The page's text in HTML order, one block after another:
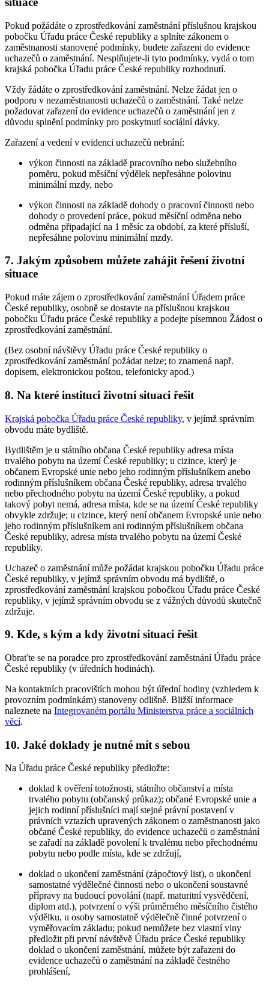
Pokud požádáte o zprostředkování zaměstnání příslušnou krajskou
pobočku Úřadu práce České republiky a splníte zákonem o
zaměstnanosti stanovené podmínky, budete zařazeni do evidence
uchazečů o zaměstnání. Nesplňujete-li tyto podmínky, vydá o tom
krajská pobočka Úřadu práce České republiky rozhodnutí.
Vždy žádáte o zprostředkování zaměstnání. Nelze žádat jen o
podporu v nezaměstnanosti uchazečů o zaměstnání. Také nelze
požadovat zařazení do evidence uchazečů o zaměstnání jen z
důvodu splnění podmínky pro poskytnutí sociální dávky.
Zařazení a vedení v evidenci uchazečů nebrání:
výkon činnosti na základě pracovního nebo služebního
poměru, pokud měsíční výdělek nepřesáhne polovinu
minimální mzdy, nebo
výkon činnosti na základě dohody o pracovní činnosti nebo
dohody o provedení práce, pokud měsíční odměna nebo
odměna připadající na 1 měsíc za období, za které přísluší,
nepřesáhne polovinu minimální mzdy.
7. Jakým způsobem můžete zahájit řešení životní
situace
Pokud máte zájem o zprostředkování zaměstnání Úřadem práce
České republiky, osobně se dostavte na příslušnou krajskou
pobočku Úřadu práce České republiky a podejte písemnou Žádost o
zprostředkování zaměstnání.
(Bez osobní návštěvy Úřadu práce České republiky o
zprostředkování zaměstnání požádat nelze; to znamená např.
dopisem, elektronickou poštou, telefonicky apod.)
8. Na které instituci životní situaci řešit
Krajská pobočka Úřadu práce České republiky, v jejímž správním
obvodu máte bydliště.
Bydlištěm je u státního občana České republiky adresa místa
trvalého pobytu na území České republiky; u cizince, který je
občanem Evropské unie nebo jeho rodinným příslušníkem anebo
rodinným příslušníkem občana České republiky, adresa trvalého
nebo přechodného pobytu na území České republiky, a pokud
takový pobyt nemá, adresa místa, kde se na území České republiky
obvykle zdržuje; u cizince, který není občanem Evropské unie nebo
jeho rodinným příslušníkem ani rodinným příslušníkem občana
České republiky, adresa místa trvalého pobytu na území České
republiky.
Uchazeč o zaměstnání může požádat krajskou pobočku Úřadu práce
České republiky, v jejímž správním obvodu má bydliště, o
zprostředkování zaměstnání krajskou pobočkou Úřadu práce České
republiky, v jejímž správním obvodu se z vážných důvodů skutečně
zdržuje.
9. Kde, s kým a kdy životní situaci řešit
Obraťte se na poradce pro zprostředkování zaměstnání Úřadu práce
České republiky (v úředních hodinách).
Na kontaktních pracovištích mohou být úřední hodiny (vzhledem k
provozním podmínkám) stanoveny odlišně. Bližší informace
naleznete na Integrovaném portálu Ministerstva práce a sociálních
věcí.
10. Jaké doklady je nutné mít s sebou
Na Úřadu práce České republiky předložte:
doklad k ověření totožnosti, státního občanství a místa
trvalého pobytu (občanský průkaz); občané Evropské unie a
jejich rodinní příslušníci mají stejné právní postavení v
právních vztazích upravených zákonem o zaměstnanosti jako
občané České republiky, do evidence uchazečů o zaměstnání
se zařadí na základě povolení k trvalému nebo přechodnému
pobytu nebo podle místa, kde se zdržují,
doklad o ukončení zaměstnání (zápočtový list), o ukončení
samostatné výdělečné činnosti nebo o ukončení soustavné
přípravy na budoucí povolání (např. maturitní vysvědčení,
diplom atd.), potvrzení o výši průměrného měsíčního čistého
výdělku, u osoby samostatně výdělečně činné potvrzení o
vyměřovacím základu; pokud nemůžete bez vlastní viny
předložit při první návštěvě Úřadu práce České republiky
doklad o ukončení zaměstnání, můžete být zařazeni do
evidence uchazečů o zaměstnání na základě čestného
prohlášení,